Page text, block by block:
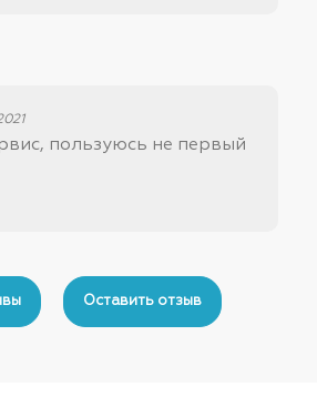
пользуюсь не первый
Оставить отзыв